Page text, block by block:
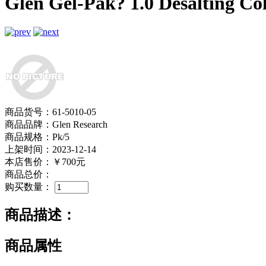
商品货号：61-5010-05
商品品牌：Glen Research
商品规格：Pk/5
上架时间：2023-12-14
本店售价：
￥700元
商品总价：
购买数量：
商品描述：
商品属性